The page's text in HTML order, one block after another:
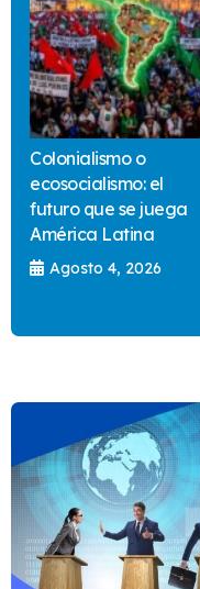
Colonialismo o
ecosocialismo: el
futuro que se juega
América Latina
Agosto 4, 2026